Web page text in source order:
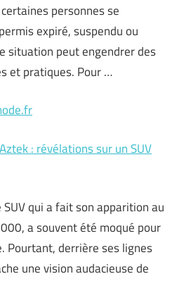
personnes se
expiré, suspendu ou
situation peut engendrer des
et pratiques. Pour …
: révélations sur un SUV
SUV qui a fait son apparition au
a souvent été moqué pour
Pourtant, derrière ses lignes
une vision audacieuse de